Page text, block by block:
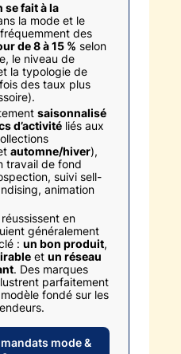
fait à la
la mode et le
des
de 8 à 15 % selon
le niveau de
la typologie de
des taux plus
saisonnalisé
d’activitéliés aux
automne/hiver),
travail de fond
suivi sell-
animation
en
généralement
: un bon produit,
et un réseau
. Des marques
parfaitement
fondé sur les
mode &